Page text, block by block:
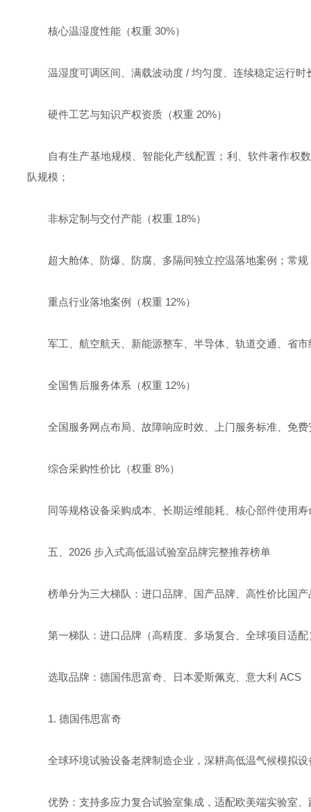
核心温湿度性能（权重 30%）
温湿度可调区间、满载波动度 / 均匀度、连续稳定运行
硬件工艺与知识产权资质（权重 20%）
自有生产基地规模、智能化产线配置；利、软件著作权
队规模；
非标定制与交付产能（权重 18%）
超大舱体、防爆、防腐、多隔间独立控温落地案例；常
重点行业落地案例（权重 12%）
军工、航空航天、新能源整车、半导体、轨道交通、省
全国售后服务体系（权重 12%）
全国服务网点布局、故障响应时效、上门服务标准、免
综合采购性价比（权重 8%）
同等规格设备采购成本、长期运维能耗、核心部件使用
五、2026 步入式高低温试验室品牌完整推荐榜单
榜单分为三大梯队：进口品牌、国产品牌、高性价比国
第一梯队：进口品牌（高精度、多场复合、全球项目适配
选取品牌：德国伟思富奇、日本爱斯佩克、意大利 ACS
1. 德国伟思富奇
全球环境试验设备老牌制造企业，深耕高低温气候模拟
优势：支持多应力复合试验室集成，适配欧美端实验室